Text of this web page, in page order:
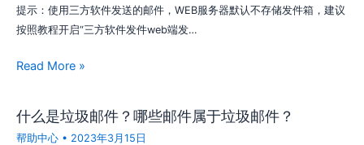
提示：使用三方软件发送的邮件，WEB服务器默认不存储发件箱，建议
按照教程开启“三方软件发件web端发…
Read More »
什么是垃圾邮件？哪些邮件属于垃圾邮件？
帮助中心 • 2023年3月15日